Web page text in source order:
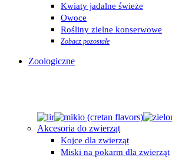
Kwiaty jadalne świeże
Owoce
Rośliny zielne konserwowe
Zobacz pozostałe
Zoologiczne
Akcesoria do zwierząt
Kojce dla zwierząt
Miski na pokarm dla zwierząt